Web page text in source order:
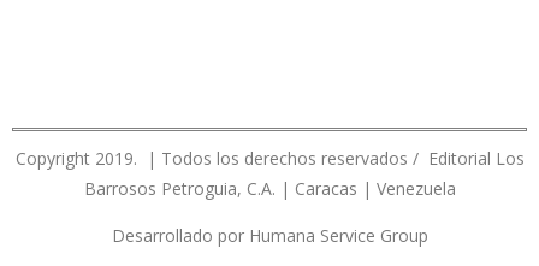
Copyright 2019. | Todos los derechos reservados / Editorial Los
Barrosos Petroguia, C.A. | Caracas | Venezuela
Desarrollado por Humana Service Group